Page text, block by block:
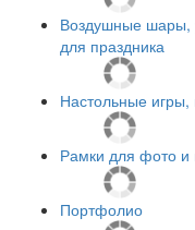
Воздушные шары,
для праздника
Настольные игры,
Рамки для фото
Портфолио